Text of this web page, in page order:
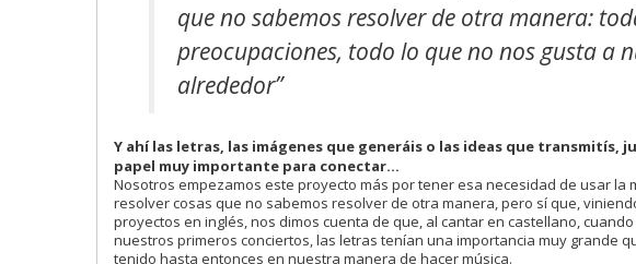
que no sabemos resolver de otra manera:
preocupaciones, todo lo que no nos gusta a
alrededor”
Y ahí las letras, las imágenes que generáis o las ideas que transmitís,
papel muy importante para conectar...
Nosotros empezamos este proyecto más por tener esa necesidad de usar la
resolver cosas que no sabemos resolver de otra manera, pero sí que,
proyectos en inglés, nos dimos cuenta de que, al cantar en castellano,
nuestros primeros conciertos, las letras tenían una importancia muy grande
tenido hasta entonces en nuestra manera de hacer música.